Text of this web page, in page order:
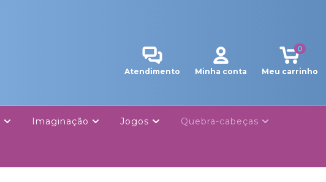
Atendimento Minha conta Meu carrinho
0
Imaginação Jogos Quebra-cabeças